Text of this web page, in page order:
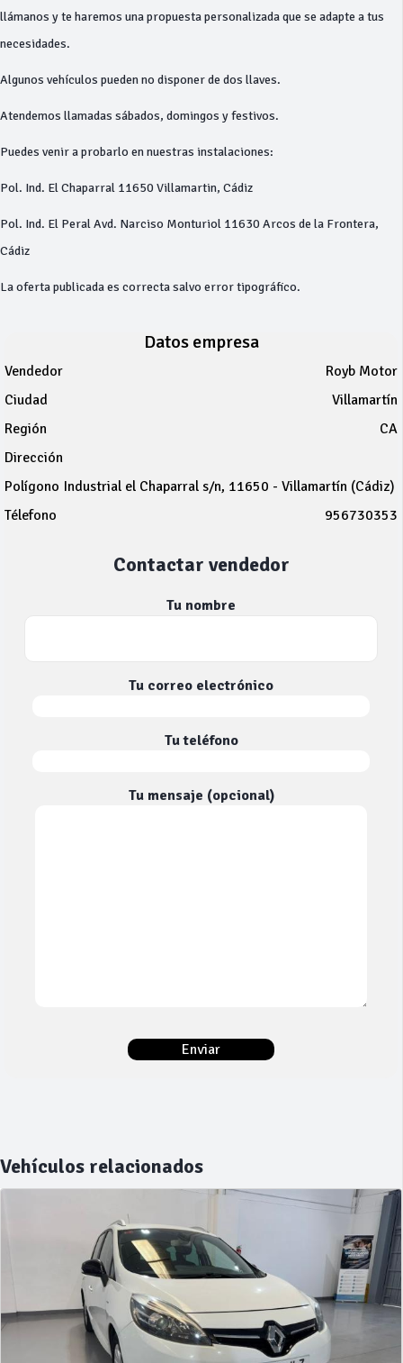
llámanos y te haremos una propuesta personalizada que se adapte a tus
necesidades.
Algunos vehículos pueden no disponer de dos llaves.
Atendemos llamadas sábados, domingos y festivos.
Puedes venir a probarlo en nuestras instalaciones:
Pol. Ind. El Chaparral 11650 Villamartin, Cádiz
Pol. Ind. El Peral Avd. Narciso Monturiol 11630 Arcos de la Frontera,
Cádiz
La oferta publicada es correcta salvo error tipográfico.
Datos empresa
Vendedor
Royb Motor
Ciudad
Villamartín
Región
CA
Dirección
Polígono Industrial el Chaparral s/n, 11650 - Villamartín (Cádiz)
Télefono
956730353
Contactar vendedor
Tu nombre
Tu correo electrónico
Tu teléfono
Tu mensaje (opcional)
Vehículos relacionados